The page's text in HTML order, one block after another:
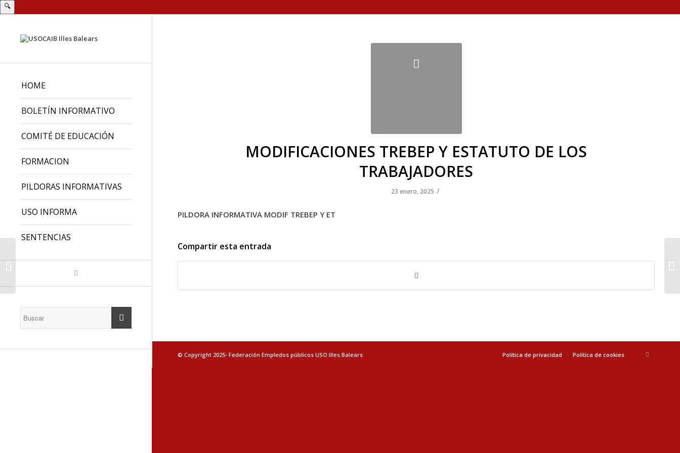
🔍
HOME
BOLETÍN INFORMATIVO
COMITÉ DE EDUCACIÓN
FORMACION
PILDORAS INFORMATIVAS
USO INFORMA
SENTENCIAS
MODIFICACIONES TREBEP Y ESTATUTO DE LOS
TRABAJADORES
23 enero, 2025 /
PILDORA INFORMATIVA MODIF TREBEP Y ET
Compartir esta entrada
© Copyright 2025- Federación Empledos públicos USO Illes Balears Política de privacidad Política de cookies
FAC USO INAP: PLAZO